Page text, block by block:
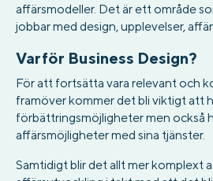
affärsmodeller. Det är ett område
jobbar med design, upplevelser,
Varför Business Design?
För att fortsätta vara relevant och
framöver kommer det bli viktigt att
förbättringsmöjligheter men också
affärsmöjligheter med sina tjänster.
Samtidigt blir det allt mer komplext